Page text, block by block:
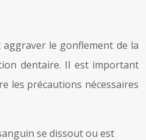
le gonflement de la
dentaire. Il est important
les précautions nécessaires
se dissout ou est